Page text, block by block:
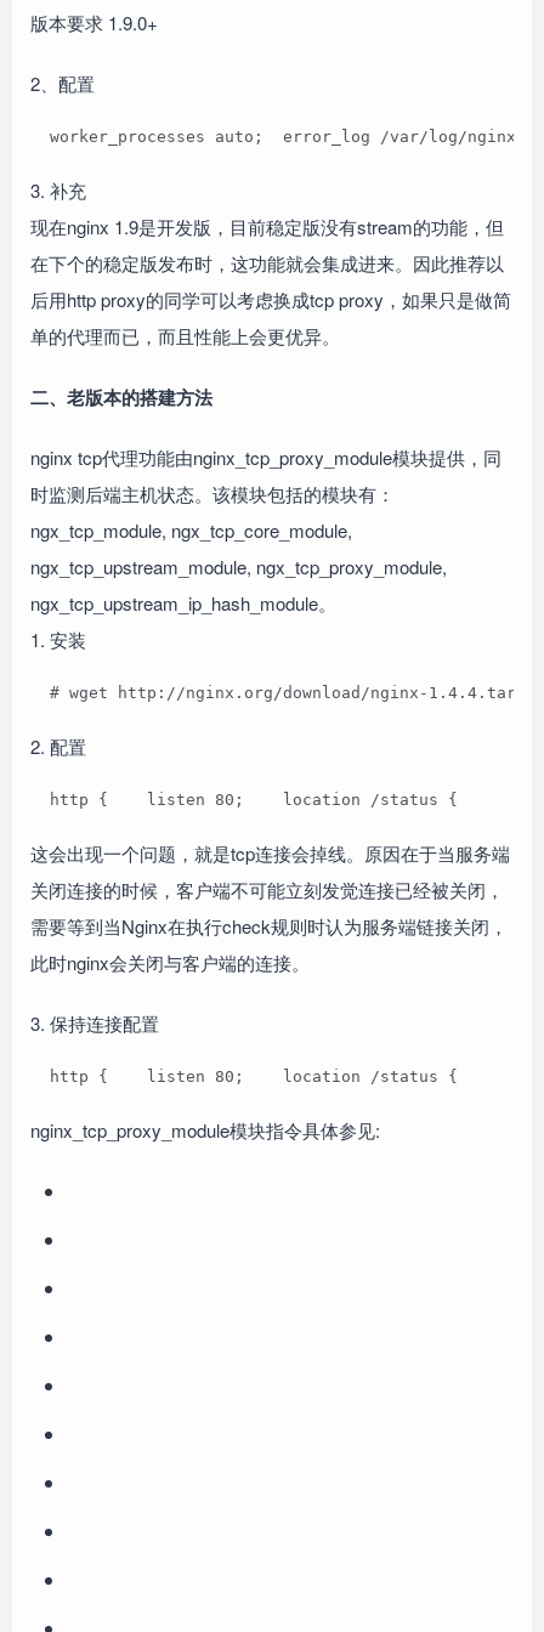
版本要求 1.9.0+
2、配置
worker_processes auto;  error_log /var/log/nginx/
3. 补充
现在nginx 1.9是开发版，目前稳定版没有stream的功能，但
在下个的稳定版发布时，这功能就会集成进来。因此推荐以
后用http proxy的同学可以考虑换成tcp proxy，如果只是做简
单的代理而已，而且性能上会更优异。
二、老版本的搭建方法
nginx tcp代理功能由nginx_tcp_proxy_module模块提供，同
时监测后端主机状态。该模块包括的模块有：
ngx_tcp_module, ngx_tcp_core_module,
ngx_tcp_upstream_module, ngx_tcp_proxy_module,
ngx_tcp_upstream_ip_hash_module。
1. 安装
# wget http://nginx.org/download/nginx-
2. 配置
http {    listen 80;    location /status {
这会出现一个问题，就是tcp连接会掉线。原因在于当服务端
关闭连接的时候，客户端不可能立刻发觉连接已经被关闭，
需要等到当Nginx在执行check规则时认为服务端链接关闭，
此时nginx会关闭与客户端的连接。
3. 保持连接配置
http {    listen 80;    location /status {
nginx_tcp_proxy_module模块指令具体参见: